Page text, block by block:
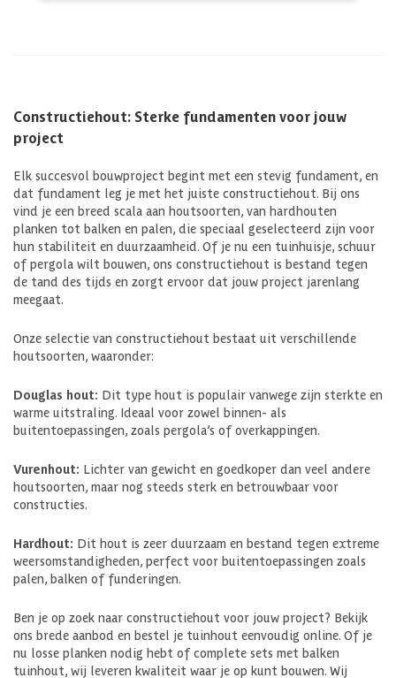
Constructiehout: Sterke fundamenten voor jouw
project
Elk succesvol bouwproject begint met een stevig fundament, en
dat fundament leg je met het juiste constructiehout. Bij ons
vind je een breed scala aan houtsoorten, van hardhouten
planken tot balken en palen, die speciaal geselecteerd zijn voor
hun stabiliteit en duurzaamheid. Of je nu een tuinhuisje, schuur
of pergola wilt bouwen, ons constructiehout is bestand tegen
de tand des tijds en zorgt ervoor dat jouw project jarenlang
meegaat.
Onze selectie van constructiehout bestaat uit verschillende
houtsoorten, waaronder:
Douglas hout: Dit type hout is populair vanwege zijn sterkte en
warme uitstraling. Ideaal voor zowel binnen- als
buitentoepassingen, zoals pergola’s of overkappingen.
Vurenhout: Lichter van gewicht en goedkoper dan veel andere
houtsoorten, maar nog steeds sterk en betrouwbaar voor
constructies.
Hardhout: Dit hout is zeer duurzaam en bestand tegen extreme
weersomstandigheden, perfect voor buitentoepassingen zoals
palen, balken of funderingen.
Ben je op zoek naar constructiehout voor jouw project? Bekijk
ons brede aanbod en bestel je tuinhout eenvoudig online. Of je
nu losse planken nodig hebt of complete sets met balken
tuinhout, wij leveren kwaliteit waar je op kunt bouwen. Wij